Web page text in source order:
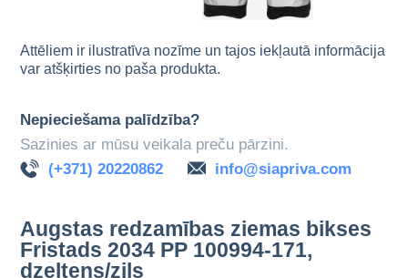
Attēliem ir ilustratīva nozīme un tajos iekļautā informācija
var atšķirties no paša produkta.
Nepieciešama palīdzība?
Sazinies ar mūsu veikala preču pārzini.
(+371) 20220862
info@siapriva.com
Augstas redzamības ziemas bikses
Fristads 2034 PP 100994-171,
dzeltens/zils